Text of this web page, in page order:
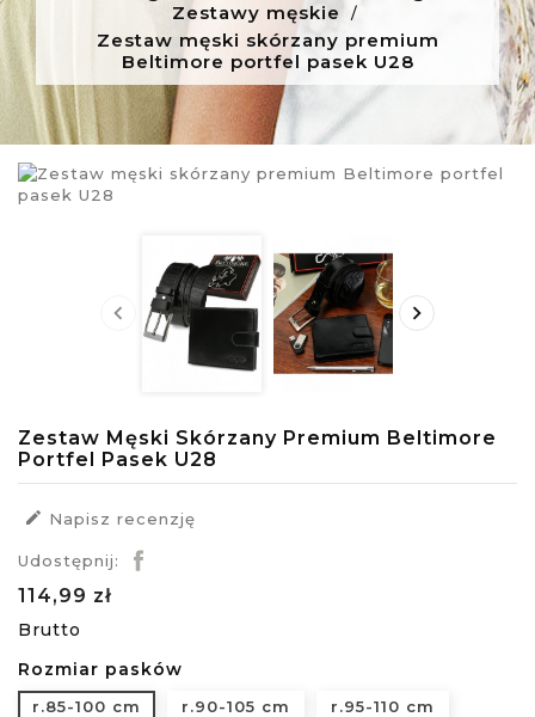
Zestawy męskie
Zestaw męski skórzany premium
Beltimore portfel pasek U28
 
Zestaw Męski Skórzany Premium Beltimore
Portfel Pasek U28
 Napisz recenzję
Udostępnij:
114,99 zł
Brutto
Rozmiar pasków
r.85-100 cm r.90-105 cm r.95-110 cm